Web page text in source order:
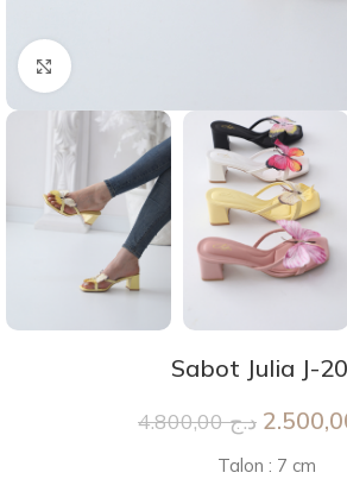
Agrandir
Sabot Julia J-
د.ج4.800,00
Talon : 7 cm